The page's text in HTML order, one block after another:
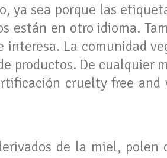
ya sea porque las
están en otro idioma.
La comunidad
productos. De cualquier
cruelty free and
de la miel, polen